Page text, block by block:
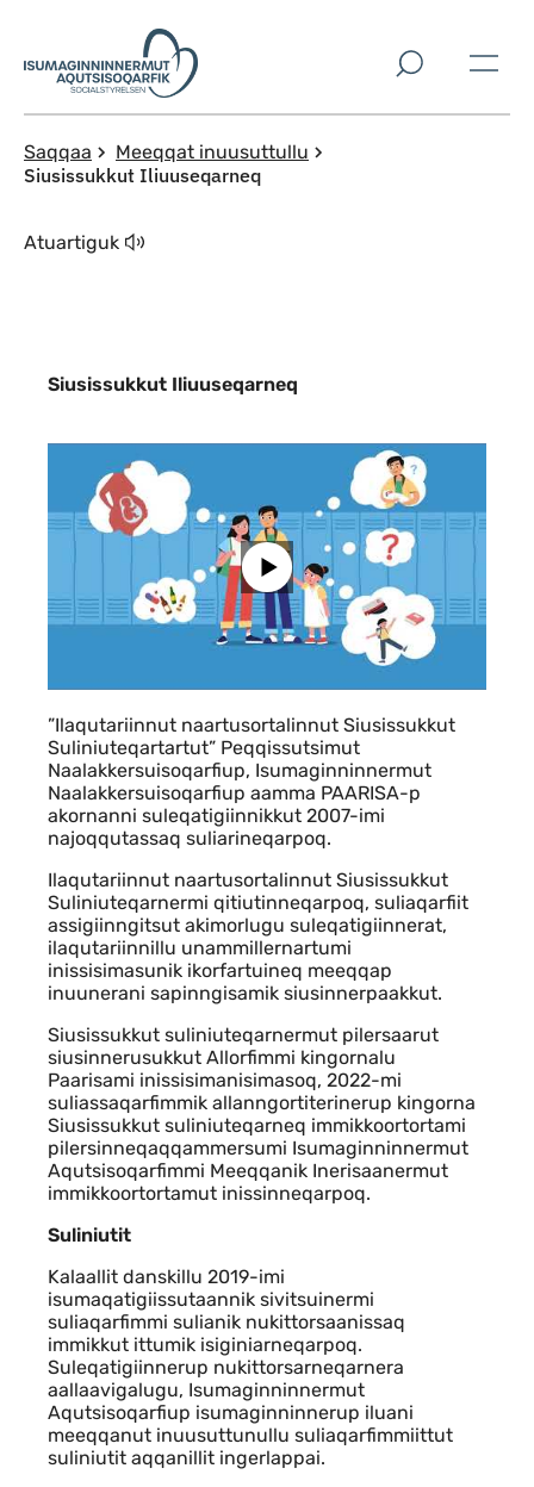
Imarisaanut ingerlaqqigit
Saqqaa Meeqqat inuusuttullu
Siusissukkut Iliuuseqarneq
Atuartiguk
Siusissukkut Iliuuseqarneq
Indhold
Indhold
”Ilaqutariinnut naartusortalinnut Siusissukkut
Suliniuteqartartut” Peqqissutsimut
Naalakkersuisoqarfiup, Isumaginninnermut
Naalakkersuisoqarfiup aamma PAARISA-p
akornanni suleqatigiinnikkut 2007-imi
najoqqutassaq suliarineqarpoq.
Ilaqutariinnut naartusortalinnut Siusissukkut
Suliniuteqarnermi qitiutinneqarpoq, suliaqarfiit
assigiinngitsut akimorlugu suleqatigiinnerat,
ilaqutariinnillu unammillernartumi
inissisimasunik ikorfartuineq meeqqap
inuunerani sapinngisamik siusinnerpaakkut.
Siusissukkut suliniuteqarnermut pilersaarut
siusinnerusukkut Allorfimmi kingornalu
Paarisami inissisimanisimasoq, 2022-mi
suliassaqarfimmik allanngortiterinerup kingorna
Siusissukkut suliniuteqarneq immikkoortortami
pilersinneqaqqammersumi Isumaginninnermut
Aqutsisoqarfimmi Meeqqanik Inerisaanermut
immikkoortortamut inissinneqarpoq.
Suliniutit
Kalaallit danskillu 2019-imi
isumaqatigiissutaannik sivitsuinermi
suliaqarfimmi sulianik nukittorsaanissaq
immikkut ittumik isiginiarneqarpoq.
Suleqatigiinnerup nukittorsarneqarnera
aallaavigalugu, Isumaginninnermut
Aqutsisoqarfiup isumaginninnerup iluani
meeqqanut inuusuttunullu suliaqarfimmiittut
suliniutit aqqanillit ingerlappai.